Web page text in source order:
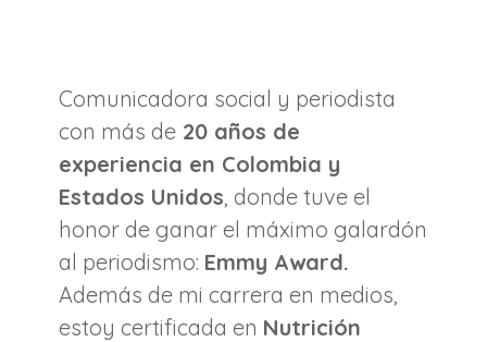
Comunicadora social y periodista
con más de 20 años de
experiencia en Colombia y
Estados Unidos, donde tuve el
honor de ganar el máximo galardón
al periodismo: Emmy Award.
Además de mi carrera en medios,
estoy certificada en Nutrición